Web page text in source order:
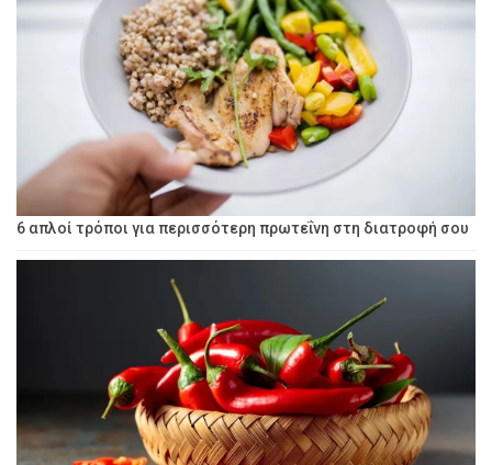
6 απλοί τρόποι για περισσότερη πρωτεΐνη στη διατροφή σου